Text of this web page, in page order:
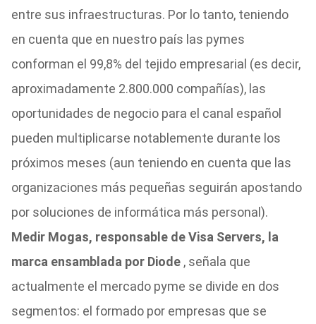
entre sus infraestructuras. Por lo tanto, teniendo
en cuenta que en nuestro país las pymes
conforman el 99,8% del tejido empresarial (es decir,
aproximadamente 2.800.000 compañías), las
oportunidades de negocio para el canal español
pueden multiplicarse notablemente durante los
próximos meses (aun teniendo en cuenta que las
organizaciones más pequeñas seguirán apostando
por soluciones de informática más personal).
Medir Mogas, responsable de Visa Servers, la
marca ensamblada por Diode, señala que
actualmente el mercado pyme se divide en dos
segmentos: el formado por empresas que se